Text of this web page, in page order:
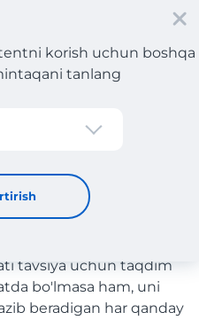
korish uchun boshqa
tanlang
O'zbekiston
berish bilan
tavsiya uchun taqdim
bo'lmasa ham, uni
beradigan har qanday